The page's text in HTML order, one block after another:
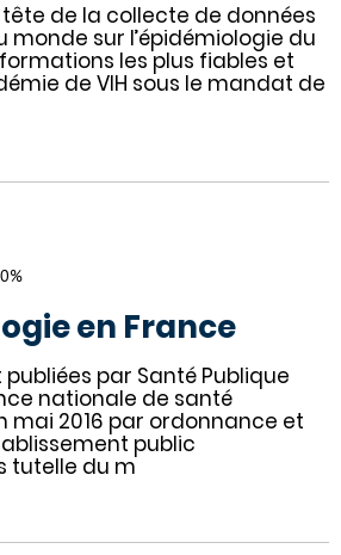
tête de la collecte de données
monde sur l’épidémiologie du
les plus fiables et
de VIH sous le mandat de
en France
par Santé Publique
nationale de santé
mai 2016 par ordonnance et
public
tutelle du m